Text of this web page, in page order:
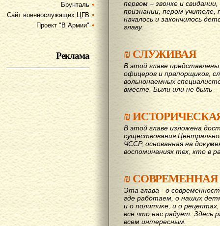
Брунталь
Сайт военнослужащих ЦГВ
Проект "В Армии"
Реклама
первом – звонке и
признании, пером учителе,
началось и закончилось
главу.
₪СЛУЖИВАЯ
В этой главе
офицеров и прапорщиков,
вольнонаемных
вместе. Были или не быль –
₪
В этой главе изложена
существования
ЧССР, основанная на
воспоминаниях тех, кто в
₪СОВРЕМЕННАЯ
Эта глава - о
где работаем, о наших
и о политике, и о
все что нас радует. Здесь
всем интересным.